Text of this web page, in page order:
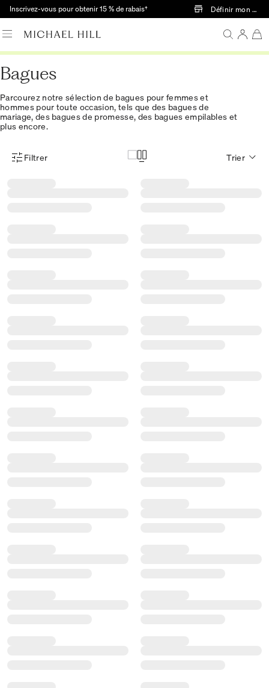
Passer au contenu principal
Inscrivez-vous pour obtenir 15 % de rabais† Définir mon
Bagues
Parcourez notre sélection de bagues pour femmes et
hommes pour toute occasion, tels que des bagues de
mariage, des bagues de promesse, des bagues empilables et
plus encore.
Menu des filtres d'articles
Filtrer Trier